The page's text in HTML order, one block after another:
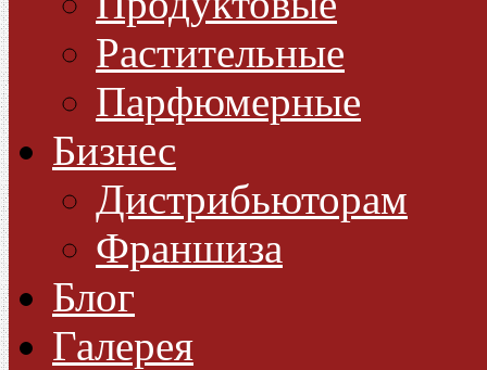
Растительные
Парфюмерные
Бизнес
Дистрибьюторам
Франшиза
Блог
Галерея